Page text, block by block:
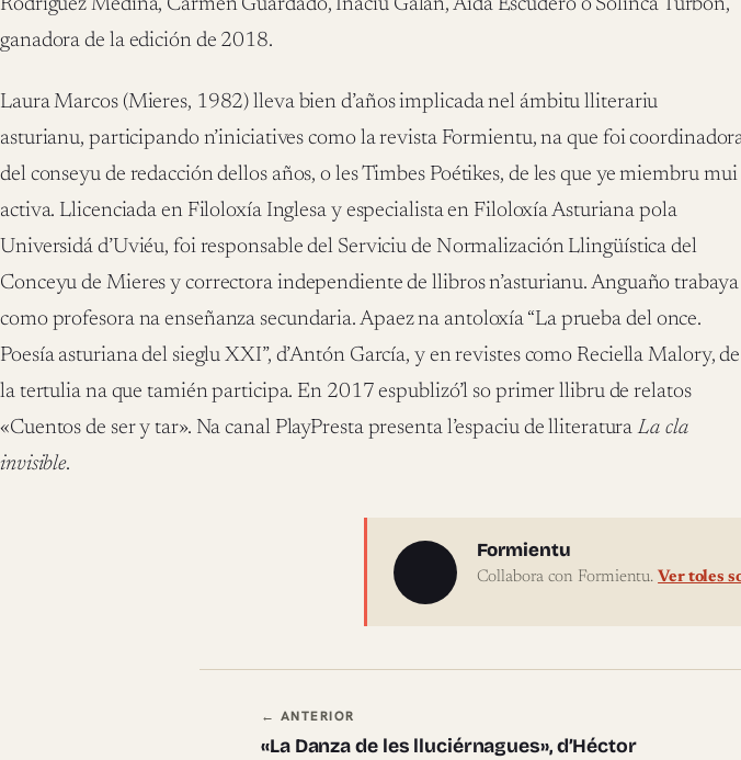
Rodríguez Medina, Carmen Guardado, Inaciu Galán, Aida Escudero o Solinca Turbón,
ganadora de la edición de 2018.
Laura Marcos (Mieres, 1982) lleva bien d’años implicada nel ámbitu lliterariu
asturianu, participando n’iniciatives como la revista Formientu, na que foi
del conseyu de redacción dellos años, o les Timbes Poétikes, de les que ye miembru mui
activa. Llicenciada en Filoloxía Inglesa y especialista en Filoloxía Asturiana pola
Universidá d’Uviéu, foi responsable del Serviciu de Normalización Llingüística del
Conceyu de Mieres y correctora independiente de llibros n’asturianu. Anguaño trabaya
como profesora na enseñanza secundaria. Apaez na antoloxía “La prueba del once.
Poesía asturiana del sieglu XXI”, d’Antón García, y en revistes como Reciella Malory, de
la tertulia na que tamién participa. En 2017 espublizó’l so primer llibru de relatos
«Cuentos de ser y tar». Na canal PlayPresta presenta l’espaciu de lliteratura La cla
invisible.
Sobre l'autor
Formientu
Collabora con Formientu. Ver toles
Navegación ente pieces
← ANTERIOR
«La Danza de les lluciérnagues», d’Héctor